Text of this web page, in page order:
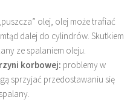
olej, olej może trafiać
dalej do cylindrów. Skutkiem
ze spalaniem oleju.
korbowej: problemy w
sprzyjać przedostawaniu się